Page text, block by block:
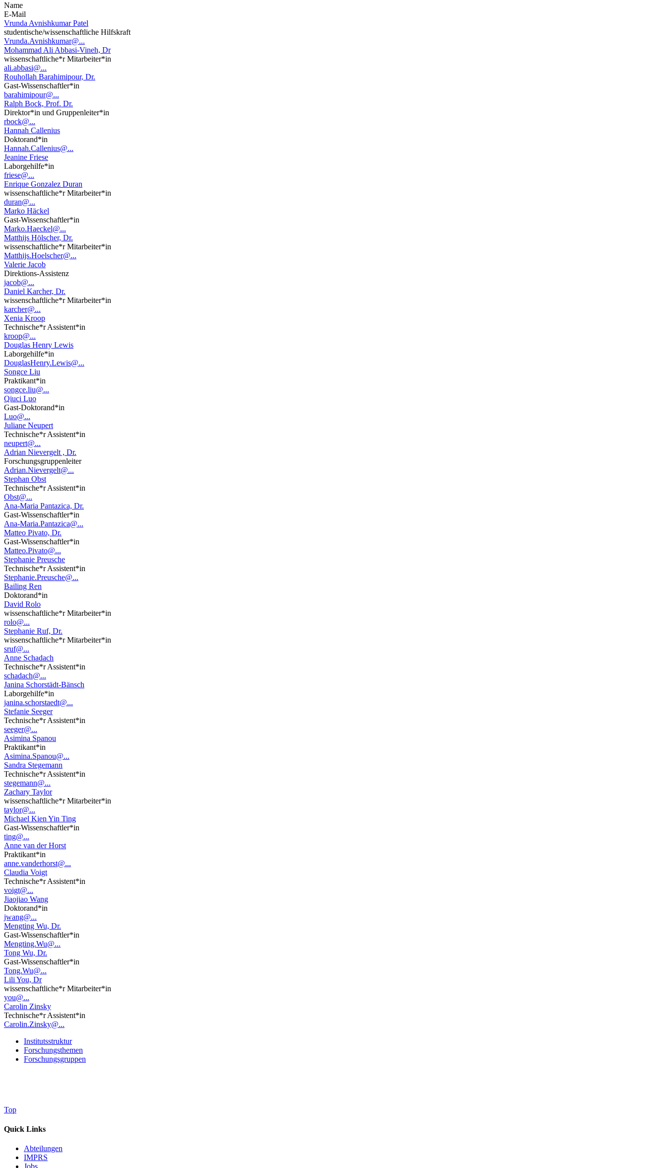
Name
E-Mail
Vrunda Avnishkumar Patel
studentische/wissenschaftliche Hilfskraft
Vrunda.Avnishkumar@...
Mohammad Ali Abbasi-Vineh, Dr
wissenschaftliche*r Mitarbeiter*in
ali.abbasi@...
Rouhollah Barahimipour, Dr.
Gast-Wissenschaftler*in
barahimipour@...
Ralph Bock, Prof. Dr.
Direktor*in und Gruppenleiter*in
rbock@...
Hannah Callenius
Doktorand*in
Hannah.Callenius@...
Jeanine Friese
Laborgehilfe*in
friese@...
Enrique Gonzalez Duran
wissenschaftliche*r Mitarbeiter*in
duran@...
Marko Häckel
Gast-Wissenschaftler*in
Marko.Haeckel@...
Matthijs Hölscher, Dr.
wissenschaftliche*r Mitarbeiter*in
Matthijs.Hoelscher@...
Valerie Jacob
Direktions-Assistenz
jacob@...
Daniel Karcher, Dr.
wissenschaftliche*r Mitarbeiter*in
karcher@...
Xenia Kroop
Technische*r Assistent*in
kroop@...
Douglas Henry Lewis
Laborgehilfe*in
DouglasHenry.Lewis@...
Songce Liu
Praktikant*in
songce.liu@...
Qiuci Luo
Gast-Doktorand*in
Luo@...
Juliane Neupert
Technische*r Assistent*in
neupert@...
Adrian Nievergelt , Dr.
Forschungsgruppenleiter
Adrian.Nievergelt@...
Stephan Obst
Technische*r Assistent*in
Obst@...
Ana-Maria Pantazica, Dr.
Gast-Wissenschaftler*in
Ana-Maria.Pantazica@...
Matteo Pivato, Dr.
Gast-Wissenschaftler*in
Matteo.Pivato@...
Stephanie Preusche
Technische*r Assistent*in
Stephanie.Preusche@...
Bailing Ren
Doktorand*in
David Rolo
wissenschaftliche*r Mitarbeiter*in
rolo@...
Stephanie Ruf, Dr.
wissenschaftliche*r Mitarbeiter*in
sruf@...
Anne Schadach
Technische*r Assistent*in
schadach@...
Janina Schorstädt-Bänsch
Laborgehilfe*in
janina.schorstaedt@...
Stefanie Seeger
Technische*r Assistent*in
seeger@...
Asimina Spanou
Praktikant*in
Asimina.Spanou@...
Sandra Stegemann
Technische*r Assistent*in
stegemann@...
Zachary Taylor
wissenschaftliche*r Mitarbeiter*in
taylor@...
Michael Kien Yin Ting
Gast-Wissenschaftler*in
ting@...
Anne van der Horst
Praktikant*in
anne.vanderhorst@...
Claudia Voigt
Technische*r Assistent*in
voigt@...
Jiaojiao Wang
Doktorand*in
jwang@...
Mengting Wu, Dr.
Gast-Wissenschaftler*in
Mengting.Wu@...
Tong Wu, Dr.
Gast-Wissenschaftler*in
Tong.Wu@...
Lili You, Dr
wissenschaftliche*r Mitarbeiter*in
you@...
Carolin Zinsky
Technische*r Assistent*in
Carolin.Zinsky@...
Institutsstruktur
Forschungsthemen
Forschungsgruppen
Top
Quick Links
Abteilungen
IMPRS